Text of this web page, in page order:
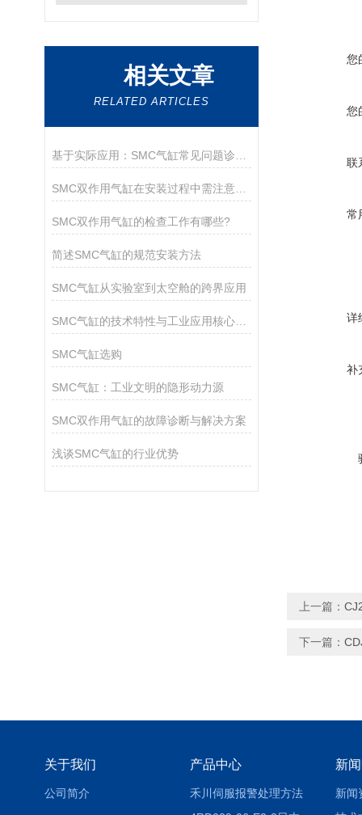
相关文章
RELATED ARTICLES
SMC双作用气缸在安装过程中需注意以下关键事项
SMC双作用气缸的检查工作有哪些?
简述SMC气缸的规范安装方法
SMC气缸从实验室到太空舱的跨界应用
SMC气缸的技术特性与工业应用核心解析
SMC气缸选购
SMC气缸：工业文明的隐形动力源
SMC双作用气缸的故障诊断与解决方案
浅谈SMC气缸的行业优势
您
您
联
常
详
补
上一篇：
下一篇：
关于我们
公司简介
产品中心
禾川伺服报警处理方法
新
新闻